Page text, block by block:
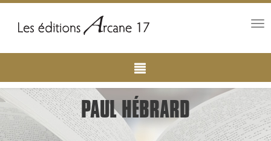
contenu
principal
navigation
PAUL HÉBRARD